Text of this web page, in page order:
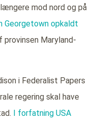
mod nord og på
Georgetown opkaldt
Maryland-
i Federalist Papers
regering skal have
I forfatning USA